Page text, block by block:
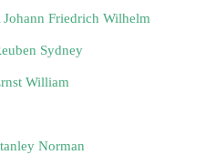
Friedrich Wilhelm
Sydney
William
Norman